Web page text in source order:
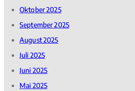
Oktober 2025
September 2025
August 2025
Juli 2025
Juni 2025
Mai 2025